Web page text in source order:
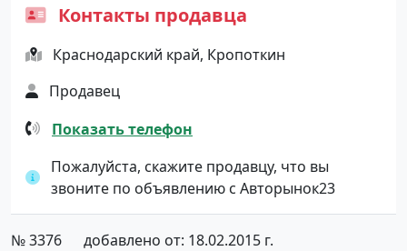
Контакты продавца
Краснодарский край, Кропоткин
Продавец
Показать телефон
Пожалуйста, скажите продавцу, что вы
звоните по объявлению с Авторынок23
№ 3376
добавлено от: 18.02.2015 г.